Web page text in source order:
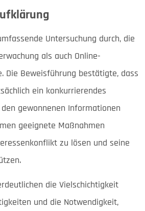
Untersuchung durch, die
als auch Online-
Die Beweisführung bestätigte, dass
ein konkurrierendes
gewonnenen Informationen
geeignete Maßnahmen
zu lösen und seine
die Vielschichtigkeit
und die Notwendigkeit,